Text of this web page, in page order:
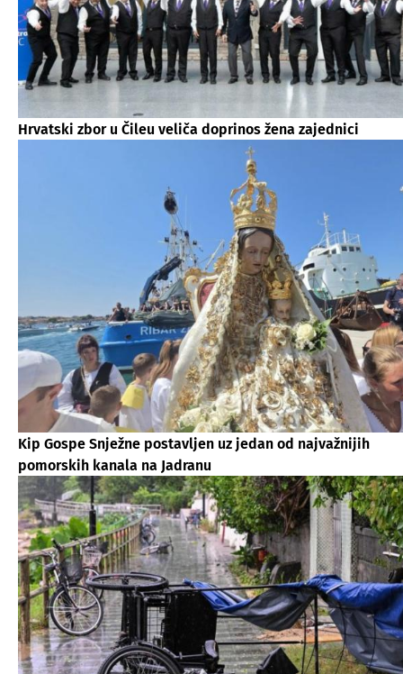
Hrvatski zbor u Čileu veliča doprinos žena zajednici
Kip Gospe Snježne postavljen uz jedan od najvažnijih
pomorskih kanala na Jadranu